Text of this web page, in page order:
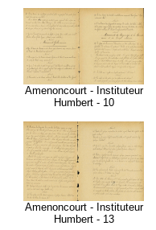
Amenoncourt - Instituteur
Humbert - 10
Amenoncourt - Instituteur
Humbert - 13